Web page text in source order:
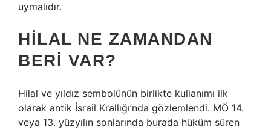
uymalıdır.
HILAL NE ZAMANDAN
BERI VAR?
Hilal ve yıldız sembolünün birlikte kullanımı ilk
olarak antik İsrail Krallığı’nda gözlemlendi. MÖ 14.
veya 13. yüzyılın sonlarında burada hüküm süren